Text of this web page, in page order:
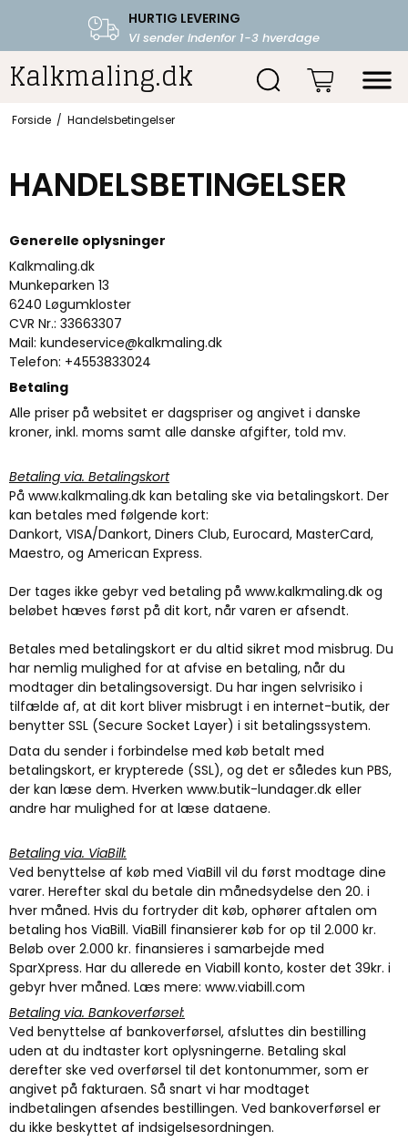
HURTIG LEVERING
Vi sender indenfor 1-3 hverdage
FRI FRAGT OVER 599.-
Starter fra 39,-
Kalkmaling.dk
Forside / Handelsbetingelser
HANDELSBETINGELSER
Generelle oplysninger
Kalkmaling.dk
Munkeparken 13
6240 Løgumkloster
CVR Nr.: 33663307
Mail: kundeservice@kalkmaling.dk
Telefon: +4553833024
Betaling
Alle priser på websitet er dagspriser og angivet i danske
kroner, inkl. moms samt alle danske afgifter, told mv.
Betaling via. Betalingskort
På www.kalkmaling.dk kan betaling ske via betalingskort. Der
kan betales med følgende kort:
Dankort, VISA/Dankort, Diners Club, Eurocard, MasterCard,
Maestro, og American Express.
Der tages ikke gebyr ved betaling på www.kalkmaling.dk og
beløbet hæves først på dit kort, når varen er afsendt.
Betales med betalingskort er du altid sikret mod misbrug. Du
har nemlig mulighed for at afvise en betaling, når du
modtager din betalingsoversigt. Du har ingen selvrisiko i
tilfælde af, at dit kort bliver misbrugt i en internet-butik, der
benytter SSL (Secure Socket Layer) i sit betalingssystem.
Data du sender i forbindelse med køb betalt med
betalingskort, er krypterede (SSL), og det er således kun PBS,
der kan læse dem. Hverken www.butik-lundager.dk eller
andre har mulighed for at læse dataene.
Betaling via. ViaBill:
Ved benyttelse af køb med ViaBill vil du først modtage dine
varer. Herefter skal du betale din månedsydelse den 20. i
hver måned. Hvis du fortryder dit køb, ophører aftalen om
betaling hos ViaBill. ViaBill finansierer køb for op til 2.000 kr.
Beløb over 2.000 kr. finansieres i samarbejde med
SparXpress. Har du allerede en Viabill konto, koster det 39kr. i
gebyr hver måned. Læs mere: www.viabill.com
Betaling via. Bankoverførsel:
Ved benyttelse af bankoverførsel, afsluttes din bestilling
uden at du indtaster kort oplysningerne. Betaling skal
derefter ske ved overførsel til det kontonummer, som er
angivet på fakturaen. Så snart vi har modtaget
indbetalingen afsendes bestillingen. Ved bankoverførsel er
du ikke beskyttet af indsigelsesordningen.